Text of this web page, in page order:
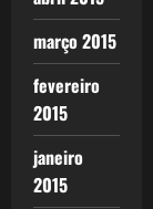
março 2015
fevereiro
2015
janeiro
2015